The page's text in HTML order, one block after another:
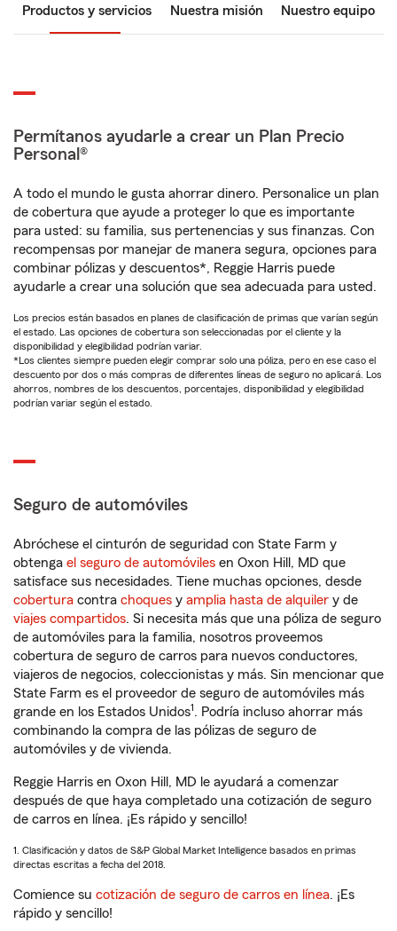
Productos y servicios Nuestra misión Nuestro equipo
Permítanos ayudarle a crear un Plan Precio
Personal®
A todo el mundo le gusta ahorrar dinero. Personalice un plan
de cobertura que ayude a proteger lo que es importante
para usted: su familia, sus pertenencias y sus finanzas. Con
recompensas por manejar de manera segura, opciones para
combinar pólizas y descuentos*, Reggie Harris puede
ayudarle a crear una solución que sea adecuada para usted.
Los precios están basados en planes de clasificación de primas que varían según
el estado. Las opciones de cobertura son seleccionadas por el cliente y la
disponibilidad y elegibilidad podrían variar.
*Los clientes siempre pueden elegir comprar solo una póliza, pero en ese caso el
descuento por dos o más compras de diferentes líneas de seguro no aplicará. Los
ahorros, nombres de los descuentos, porcentajes, disponibilidad y elegibilidad
podrían variar según el estado.
Seguro de automóviles
Abróchese el cinturón de seguridad con State Farm y
obtenga el seguro de automóviles en Oxon Hill, MD que
satisface sus necesidades. Tiene muchas opciones, desde
cobertura contra choques y amplia hasta de alquiler y de
viajes compartidos. Si necesita más que una póliza de seguro
de automóviles para la familia, nosotros proveemos
cobertura de seguro de carros para nuevos conductores,
viajeros de negocios, coleccionistas y más. Sin mencionar que
State Farm es el proveedor de seguro de automóviles más
grande en los Estados Unidos1. Podría incluso ahorrar más
combinando la compra de las pólizas de seguro de
automóviles y de vivienda.
Reggie Harris en Oxon Hill, MD le ayudará a comenzar
después de que haya completado una cotización de seguro
de carros en línea. ¡Es rápido y sencillo!
1. Clasificación y datos de S&P Global Market Intelligence basados en primas
directas escritas a fecha del 2018.
Comience su cotización de seguro de carros en línea. ¡Es
rápido y sencillo!